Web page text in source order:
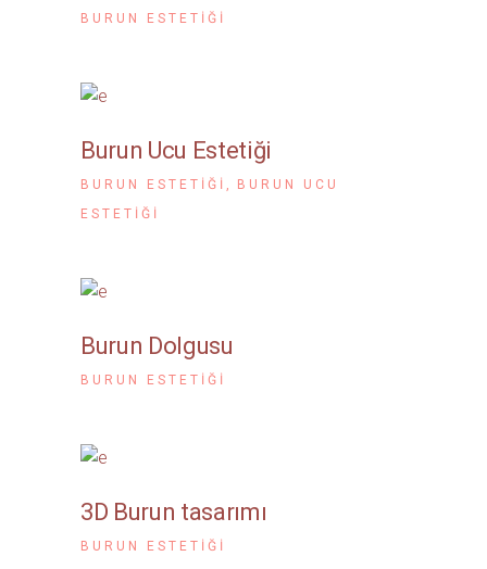
BURUN ESTETIĞI
Burun Ucu Estetiği
BURUN ESTETIĞI
BURUN UCU
ESTETIĞI
Burun Dolgusu
BURUN ESTETIĞI
3D Burun tasarımı
BURUN ESTETIĞI